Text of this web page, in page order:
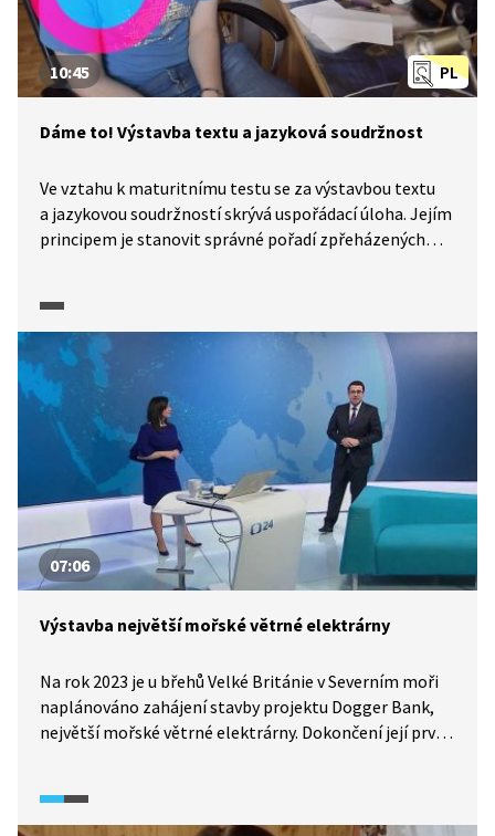
PL
10:45
Dáme to! Výstavba textu a jazyková soudržnost
Ve vztahu k maturitnímu testu se za výstavbou textu
a jazykovou soudržností skrývá uspořádací úloha. Jejím
principem je stanovit správné pořadí zpřeházených
v jejím bodování v závěru videa.
07:06
Výstavba největší mořské větrné elektrárny
Na rok 2023 je u břehů Velké Británie v Severním moři
naplánováno zahájení stavby projektu Dogger Bank,
největší mořské větrné elektrárny. Dokončení její první
a úskalí projektů na jejich výstavbu?